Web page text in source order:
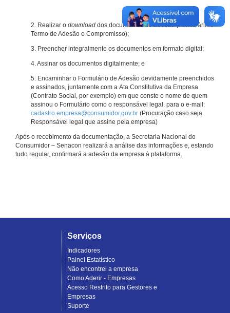
2. Realizar o download dos documentos de adesão (Formulário e
Termo de Adesão e Compromisso);
3. Preencher integralmente os documentos em formato digital;
4. Assinar os documentos digitalmente; e
5. Encaminhar o Formulário de Adesão devidamente preenchidos
e assinados, juntamente com a Ata Constitutiva da Empresa
(Contrato Social, por exemplo) em que conste o nome de quem
assinou o Formulário como o responsável legal. para o e-mail:
cadastro.empresa@consumidor.gov.br (Procuração caso seja
Responsável legal que assine pela empresa)
Após o recebimento da documentação, a Secretaria Nacional do
Consumidor – Senacon realizará a análise das informações e, estando
tudo regular, confirmará a adesão da empresa à plataforma.
Serviços
Indicadores
Painel Estatístico
Não encontrei a empresa
Como Aderir - Empresas
Acesso Restrito para Gestores e
Empresas
Suporte